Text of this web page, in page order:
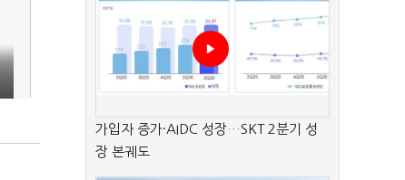
가입자 증가·AIDC 성장…SKT 2분기 성
장 본궤도